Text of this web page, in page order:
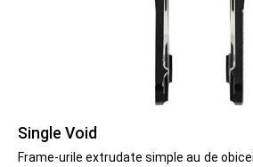
Single Void
Frame-urile extrudate simple au de